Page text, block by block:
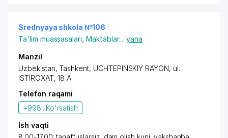
Srednyaya shkola №106
Ta'lim muassasalari Maktablar... yana
Manzil
Uzbekistan, Tashkent, UCHTEPINSKIY RAYON, ul.
ISTIROXAT, 18 A
Telefon raqami
+998...Ko'rsatish
Ish vaqti